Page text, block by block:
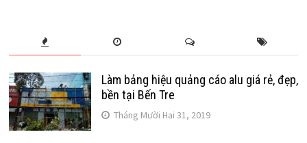
Làm bảng hiệu quảng cáo alu giá rẻ, đẹp,
bền tại Bến Tre
Tháng Mười Hai 31, 2019